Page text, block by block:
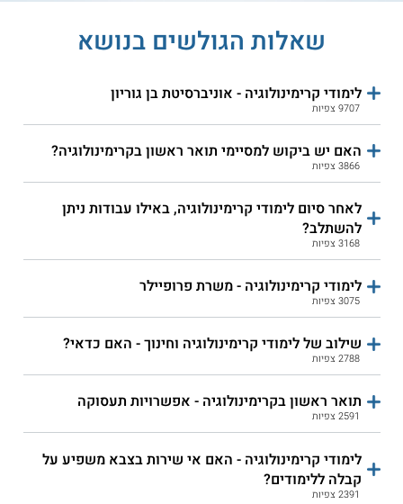
שאלות הגולשים בנושא
לימודי קרימינולוגיה - אוניברסיטת בן גוריון
9707 צפיות
האם יש ביקוש למסיימי תואר ראשון בקרימינולוגיה?
3866 צפיות
לאחר סיום לימודי קרימינולוגיה, באילו עבודות ניתן
להשתלב?
3168 צפיות
לימודי קרימינולוגיה - משרת פרופיילר
3075 צפיות
שילוב של לימודי קרימינולוגיה וחינוך - האם כדאי?
2788 צפיות
תואר ראשון בקרימינולוגיה - אפשרויות תעסוקה
2591 צפיות
לימודי קרימינולוגיה - האם אי שירות בצבא משפיע על
קבלה ללימודים?
2391 צפיות